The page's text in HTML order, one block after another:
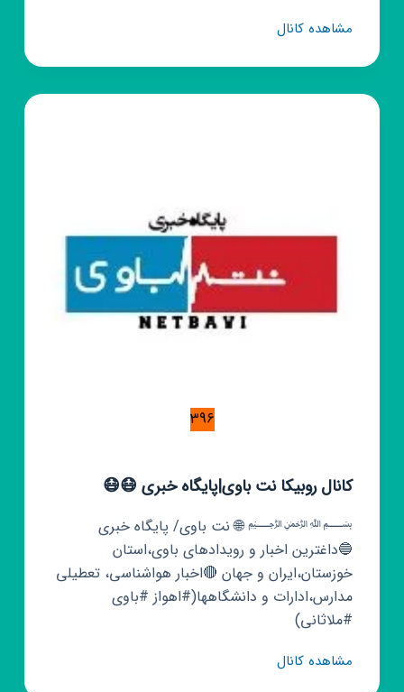
مشاهده کانالگروه
گالری
هلن
396
کانال روبیکا نت باوی|پایگاه خبری 😷😷
﷽ 🌐 نت باوی/ پایگاه خبری
🔵داغترین اخبار و رویدادهای باوی،استان
خوزستان،ایران و جهان 🔴اخبار هواشناسی، تعطیلی
مدارس،ادارات و دانشگاهها(#اهواز #باوی
#ملاثانی)
مشاهده کانالکانال